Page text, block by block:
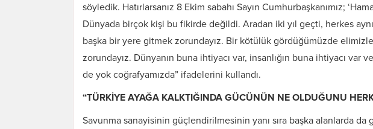
söyledik. Hatırlarsanız 8 Ekim sabahı Sayın Cumhurbaşkanımız;
Dünyada birçok kişi bu fikirde değildi. Aradan iki yıl geçti, herkes
başka bir yere gitmek zorundayız. Bir kötülük gördüğümüzde
zorundayız. Dünyanın buna ihtiyacı var, insanlığın buna ihtiyacı var
de yok coğrafyamızda” ifadelerini kullandı.
“TÜRKİYE AYAĞA KALKTIĞINDA GÜCÜNÜN NE OLDUĞUNU
Savunma sanayisinin güçlendirilmesinin yanı sıra başka alanlarda